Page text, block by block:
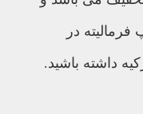
در
داشته باشید.